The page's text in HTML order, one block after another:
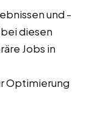
und -
diesen
Jobs in
Optimierung